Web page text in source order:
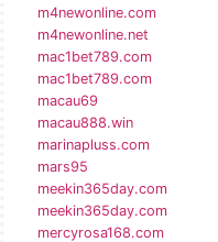
m4newonline.com
m4newonline.net
mac1bet789.com
mac1bet789.com
macau69
macau888.win
marinapluss.com
mars95
meekin365day.com
meekin365day.com
mercyrosa168.com